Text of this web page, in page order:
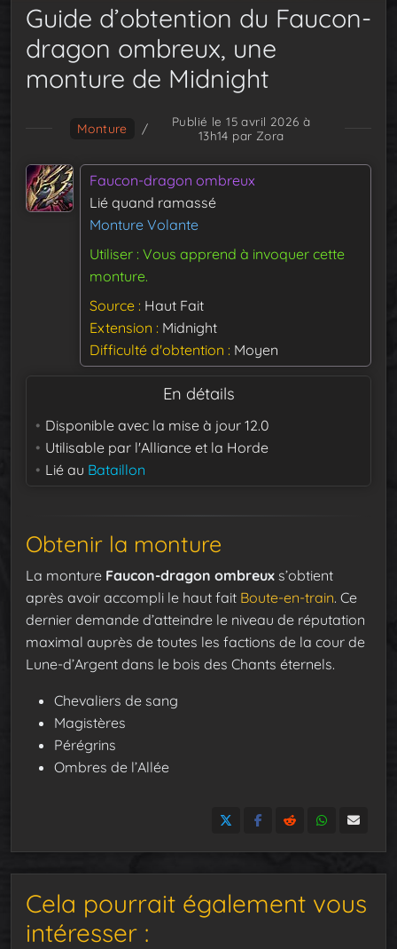
Guide d’obtention du Faucon-
dragon ombreux, une
monture de Midnight
Monture /
Publié le 15 avril 2026 à
13h14 par Zora
Faucon-dragon ombreux
Lié quand ramassé
Monture Volante
Utiliser : Vous apprend à invoquer cette
monture.
Source Haut Fait
Extension
Midnight
Difficulté d'obtention
Moyen
En détails
Disponible avec la mise à jour 12.0
Utilisable par l'Alliance et la Horde
Lié au Bataillon
Obtenir la monture
La monture Faucon-dragon ombreux s’obtient
après avoir accompli le haut fait Boute-en-train. Ce
dernier demande d’atteindre le niveau de réputation
maximal auprès de toutes les factions de la cour de
Lune-d’Argent dans le bois des Chants éternels.
Chevaliers de sang
Magistères
Pérégrins
Ombres de l’Allée
Cela pourrait également vous
intéresser :